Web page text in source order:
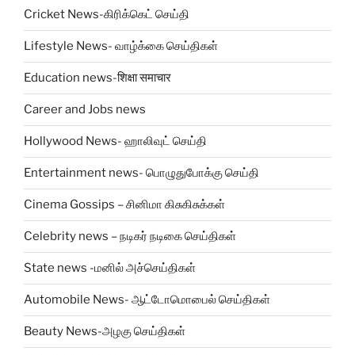
Cricket News-கிரிக்கெட் செய்தி
Lifestyle News- வாழ்க்கை செய்திகள்
Education news-शिक्षा समाचार
Career and Jobs news
Hollywood News- ஹாலிவுட் செய்தி
Entertainment news- பொழுதுபோக்கு செய்தி
Cinema Gossips – சினிமா கிசுகிசுக்கள்
Celebrity news – நடிகர் நடிகை செய்திகள்
State news -மனில் அச்செய்திகள்
Automobile News- ஆட்டோமொபைல் செய்திகள்
Beauty News-அழகு செய்திகள்